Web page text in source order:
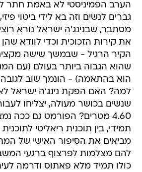
הערב הפמיניסטי לא באמת חתר
גברים לנשים וזה בא לידי ביטוי
מסתבר, שבנינג'ה ישראל נורא
את קירות הזכוכית וכדי לוודא
הקיר הרגיל - שבמשך שישה
שהוא הגבוה ביותר בעולם (עם
למה? האם הפקת נינג'ה ישראל
שנשים בכושר מעולה, יצליחו
4.60 מטרים? הפורמט גם ככה
תמידי, בין תוכנית ריאליטי
מביאים את הסיפור האישי של
להם מצלמות לפרצוף ברגעי
כולו תמיד מלא פאתוס ודרמה